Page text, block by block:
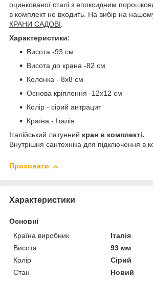
оцинкованої сталі з епоксидним
в комплект не входить. На вибір на нашому
КРАНИ САДОВІ.
Характеристики:
Висота -93 см
Висота до крана -82 см
Колонка - 8х8 см
Основа кріплення -12х12 см
Колір - сірий антрацит
Країна - Італія
Італійський латунний кран в комплекті.
Внутрішня сантехніка для підключення в
Приховати
Характеристики
Основні
Країна виробник
Італія
Висота
93 мм
Колір
Сірий
Стан
Новий